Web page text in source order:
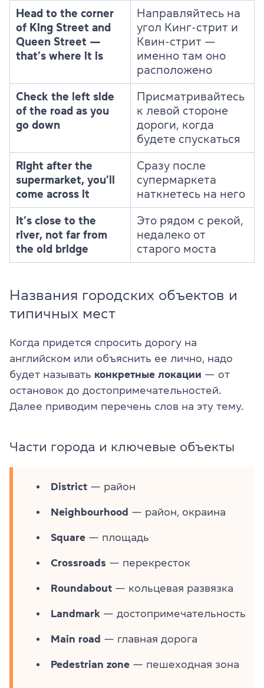
Head to the corner
of King Street and
Queen Street —
that’s where it is
Направляйтесь на
угол Кинг-стрит и
Квин-стрит —
именно там оно
расположено
Check the left side
of the road as you
go down
Присматривайтесь
к левой стороне
дороги, когда
будете спускаться
Right after the
supermarket, you’ll
come across it
Сразу после
супермаркета
наткнетесь на него
It’s close to the
river, not far from
the old bridge
Это рядом с рекой,
недалеко от
старого моста
Названия городских объектов и
типичных мест
Когда придется спросить дорогу на
английском или объяснить ее лично, надо
будет называть конкретные локации — от
остановок до достопримечательностей.
Далее приводим перечень слов на эту тему.
Части города и ключевые объекты
District — район
Neighbourhood — район, окраина
Square — площадь
Crossroads — перекресток
Roundabout — кольцевая развязка
Landmark — достопримечательность
Main road — главная дорога
Pedestrian zone — пешеходная зона